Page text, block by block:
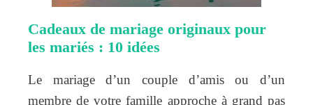
Cadeaux de mariage originaux pour
les mariés : 10 idées
Le mariage d’un couple d’amis ou d’un
membre de votre famille approche à grand pas